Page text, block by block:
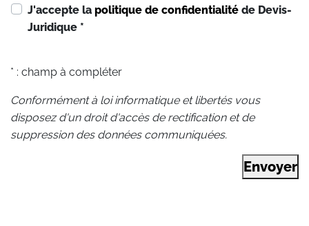
J'accepte la politique de confidentialité de Devis-
Juridique *
* : champ à compléter
Conformément à loi informatique et libertés vous
disposez d'un droit d'accès de rectification et de
suppression des données communiquées.
Envoyer